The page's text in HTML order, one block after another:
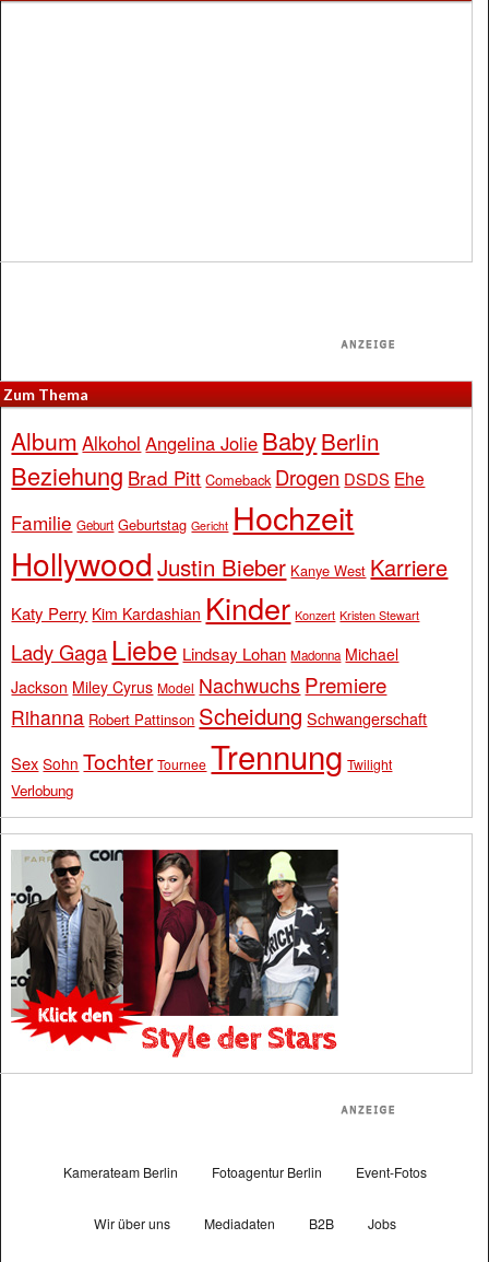
Zum Thema
Album Alkohol Angelina Jolie BabyBerlin
Beziehung Brad Pitt Comeback Drogen DSDS Ehe
Familie Geburt Geburtstag Gericht Hochzeit
Hollywood Justin Bieber Kanye West Karriere
Katy Perry Kim Kardashian Kinder Konzert Kristen Stewart
Lady Gaga Liebe Lindsay Lohan Madonna Michael
Jackson Miley Cyrus Model Nachwuchs Premiere
Rihanna Robert Pattinson Scheidung Schwangerschaft
Sex Sohn Tochter Tournee Trennung Twilight
Verlobung
Kamerateam Berlin Fotoagentur Berlin Event-Fotos
Wir über uns Mediadaten B2B Jobs